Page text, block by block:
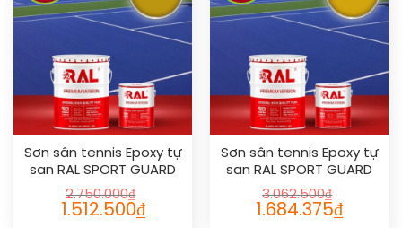
Sơn sân tennis Epoxy tự
san RAL SPORT GUARD
SL 1005
2.750.000₫
1.512.500₫
Sơn sân tennis Epoxy tự
san RAL SPORT GUARD
SL 1004
3.062.500₫
1.684.375₫